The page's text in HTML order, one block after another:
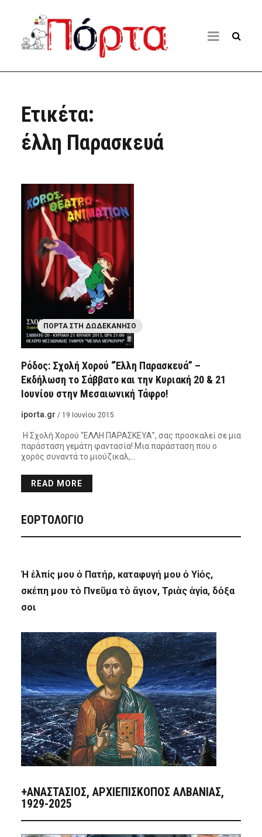
Ετικέτα:
έλλη Παρασκευά
ΠΌΡΤΑ ΣΤΗ ΔΩΔΕΚΆΝΗΣΟ
Ρόδος: Σχολή Χορού “Έλλη Παρασκευά” –
Εκδήλωση το Σάββατο και την Κυριακή 20 & 21
Ιουνίου στην Μεσαιωνική Τάφρο!
iporta.gr / 19 Ιουνίου 2015
Η Σχολή Χορού “ΕΛΛΗ ΠΑΡΑΣΚΕΥΑ”, σας προσκαλεί σε μια
παράσταση γεμάτη φαντασία! Μια παράσταση που ο
χορός συναντά το μιούζικαλ,…
READ MORE
ΕΟΡΤΟΛΟΓΙΟ
Ἡ ἐλπίς μου ὁ Πατήρ, καταφυγή μου ὁ Υἱός,
σκέπη μου τὸ Πνεῦμα τὸ ἅγιον, Τριὰς ἁγία, δόξα
σοι
+ΑΝΑΣΤΆΣΙΟΣ, ΑΡΧΙΕΠΊΣΚΟΠΟΣ ΑΛΒΑΝΊΑΣ,
1929-2025